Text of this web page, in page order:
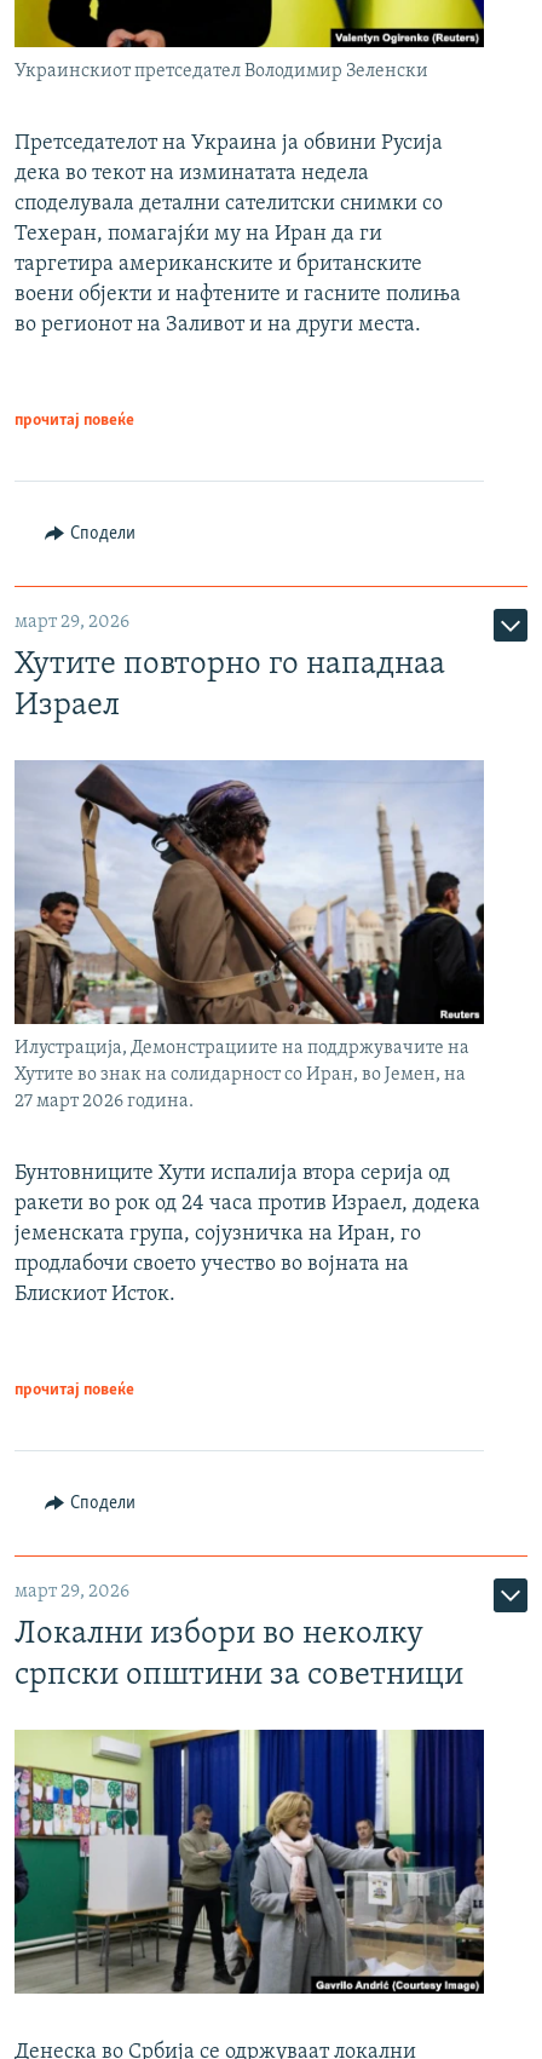
Украинскиот претседател Володимир Зеленски
Претседателот на Украина ја обвини Русија
дека во текот на изминатата недела
споделувала детални сателитски снимки со
Техеран, помагајќи му на Иран да ги
таргетира американските и британските
воени објекти и нафтените и гасните полиња
во регионот на Заливот и на други места.
прочитај повеќе
Сподели
март 29, 2026
Хутите повторно го нападнаа
Израел
Илустрација, Демонстрациите на поддржувачите на
Хутите во знак на солидарност со Иран, во Јемен, на
27 март 2026 година.
Бунтовниците Хути испалија втора серија од
ракети во рок од 24 часа против Израел, додека
јеменската група, сојузничка на Иран, го
продлабочи своето учество во војната на
Блискиот Исток.
прочитај повеќе
Сподели
март 29, 2026
Локални избори во неколку
српски општини за советници
Денеска во Србија се одржуваат локални